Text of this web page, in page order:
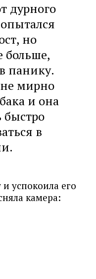
дурного
но
больше,
панику.
мирно
и она
быстро
в
успокоила его
камера: